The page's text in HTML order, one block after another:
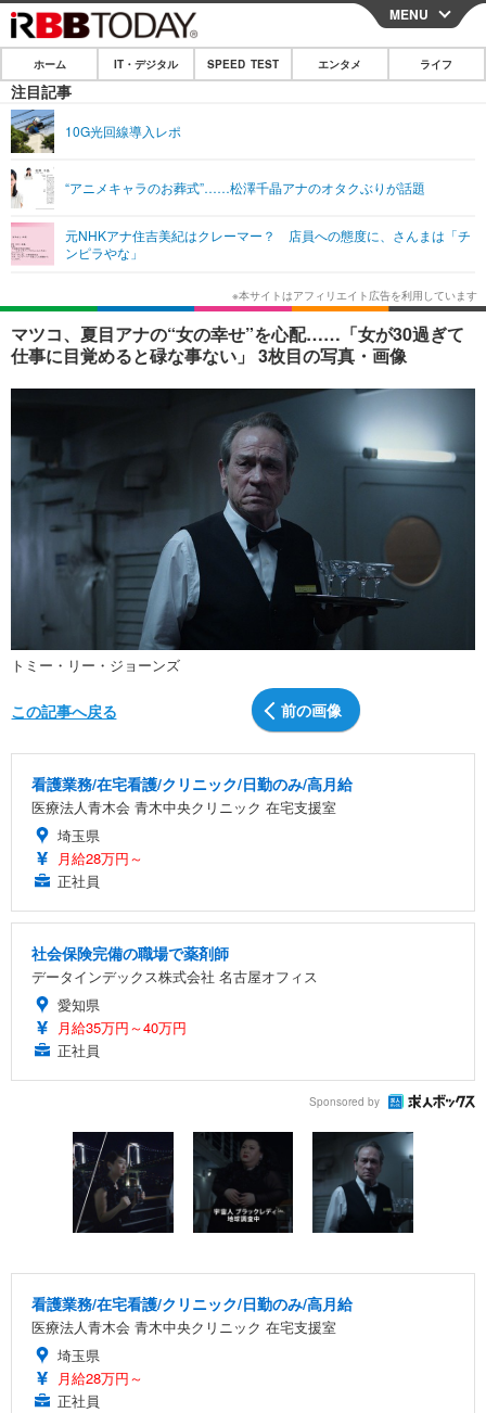
CLOSE
ホーム
IT・デジタル
ショッピング その他
SPEED TEST
エンタメ
エンタメTOP
韓国・芸能
音楽 スポーツ
その他
ライフ
ライフTOP グルメ
ペット ショッピング
その他
リリース一覧
プッシュ通知の停止方法
MENU
ホーム IT・デジタル SPEED TEST エンタメ ライフ
注目記事
10G光回線導入レポ
“アニメキャラのお葬式”……松澤千晶アナのオタクぶりが話題
元NHKアナ住吉美紀はクレーマー？ 店員への態度に、さんまは「チ
ンピラやな」
マツコ、夏目アナの“女の幸せ”を心配……「女が30過ぎて
仕事に目覚めると碌な事ない」 3枚目の写真・画像
トミー・リー・ジョーンズ
前の画像
この記事へ戻る
看護業務/在宅看護/クリニック/日勤のみ/高月給
医療法人青木会 青木中央クリニック 在宅支援室
埼玉県
月給28万円～
正社員
社会保険完備の職場で薬剤師
データインデックス株式会社 名古屋オフィス
愛知県
月給35万円～40万円
正社員
Sponsored by
看護業務/在宅看護/クリニック/日勤のみ/高月給
医療法人青木会 青木中央クリニック 在宅支援室
埼玉県
月給28万円～
正社員